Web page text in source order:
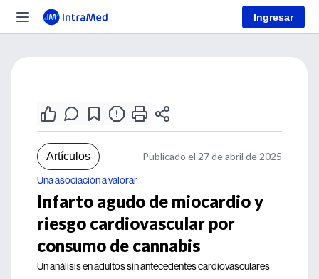
Ingresar
Artículos Publicado el 27 de abril de 2025
Una asociación a valorar
Infarto agudo de miocardio y
riesgo cardiovascular por
consumo de cannabis
Un análisis en adultos sin antecedentes cardiovasculares